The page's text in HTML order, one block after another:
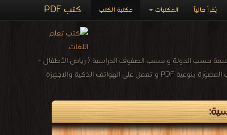
كتب PDF مكتبة الكتب المكتبات يُقرأ حالياً
مقسمة حسب الدولة و حسب الصفوف الدراسية ( رياض الأطفال -
الابتدائي الأساسي - الأعدادي المتوسط - الثانوي ) فصل دراسي أول و ثاني ، قراءة وتحميل مجانًا المكتبة الإلكترونيّة لتحميل و قراءة الكتب المصوّرة بنوعية PDF و تعمل على الهواتف الذكية والاجهزة